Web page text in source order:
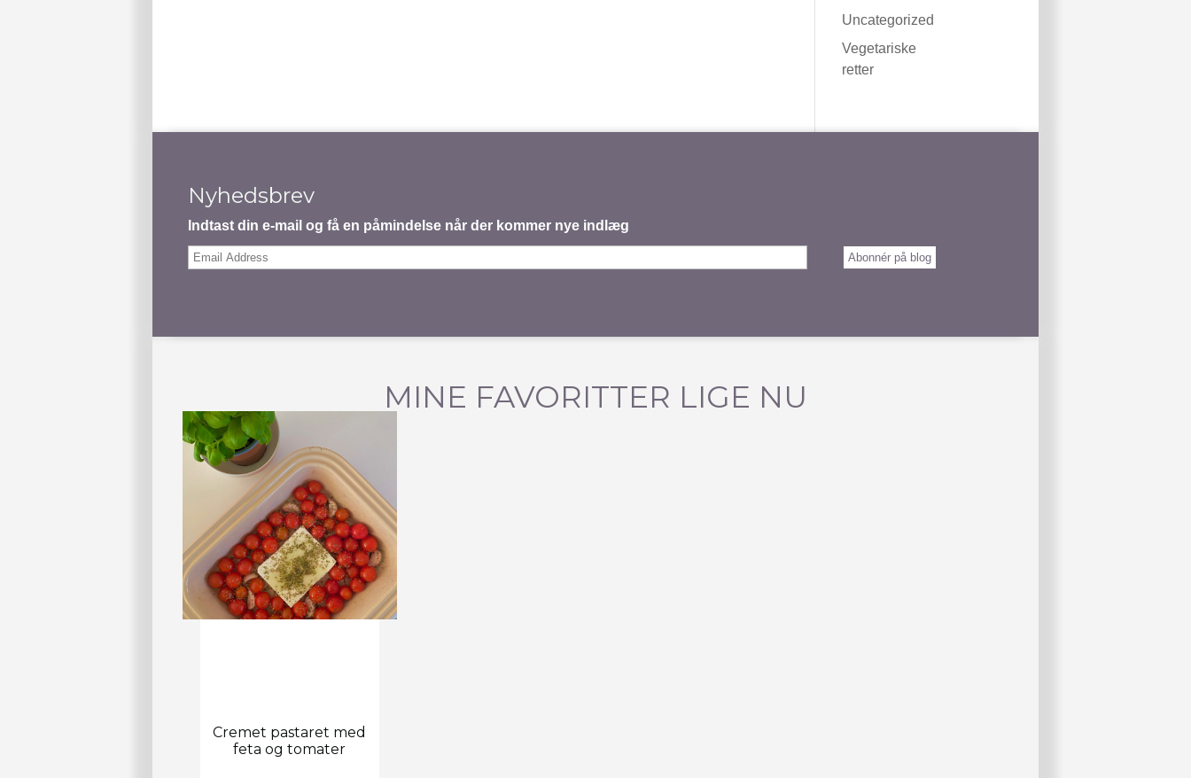
Uncategorized
Vegetariske
retter
Nyhedsbrev
Indtast din e-mail og få en påmindelse når der kommer nye indlæg
Email
Abonnér på blog
MINE FAVORITTER LIGE NU
Cremet pastaret med
feta og tomater